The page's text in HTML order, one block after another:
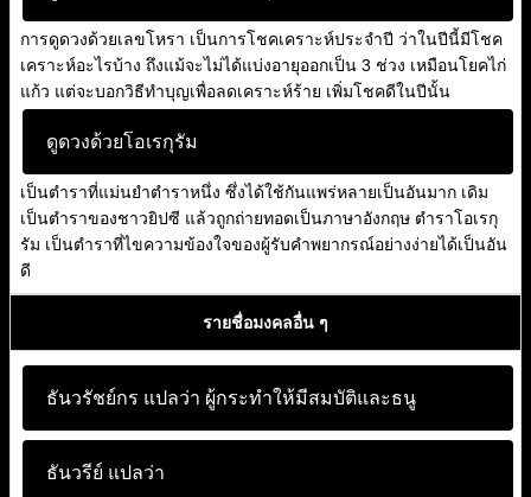
การดูดวงด้วยเลขโหรา เป็นการโชคเคราะห์ประจำปี ว่าในปีนี้มีโชค
เคราะห์อะไรบ้าง ถึงแม้จะไม่ได้แบ่งอายุออกเป็น 3 ช่วง เหมือนโยคไก่
แก้ว แต่จะบอกวิธีทำบุญเพื่อลดเคราะห์ร้าย เพิ่มโชคดีในปีนั้น
ดูดวงด้วยโอเรกุรัม
เป็นตำราที่แม่นยำตำราหนึ่ง ซึ่งได้ใช้กันแพร่หลายเป็นอันมาก เดิม
เป็นตำราของชาวยิปซี แล้วถูกถ่ายทอดเป็นภาษาอังกฤษ ตำราโอเรกุ
รัม เป็นตำราที่ไขความข้องใจของผู้รับคำพยากรณ์อย่างง่ายได้เป็นอัน
ดี
รายชื่อมงคลอื่น ๆ
ธันวรัชย์กร แปลว่า ผู้กระทำให้มีสมบัติและธนู
ธันวรีย์ แปลว่า